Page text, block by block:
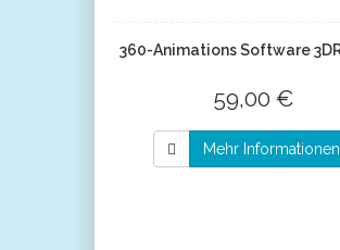
360-Animations Software
59,00 €
Mehr Informationen